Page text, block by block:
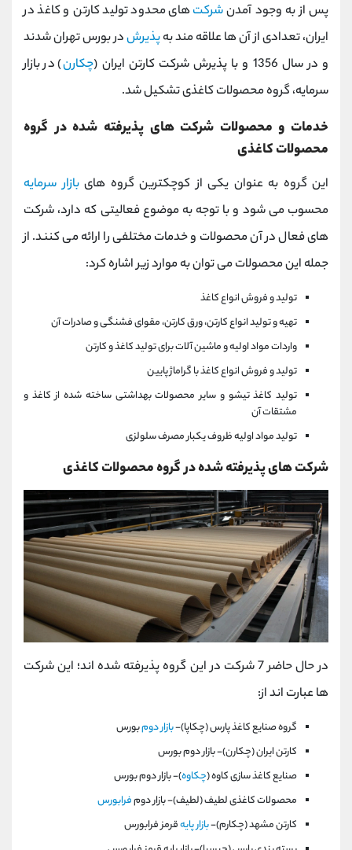
پس از به وجود آمدنشرکتهای محدود تولید کارتن و کاغذ در
ایران، تعدادی از آن ها علاقه مند بهپذیرشدر بورس تهران شدند
و در سال 1356 و با پذیرش شرکت کارتن ایران (
چکارن) در بازار
سرمایه، گروه محصولات کاغذی تشکیل شد.
خدمات و محصولات شرکت های پذیرفته شده در گروه
محصولات کاغذی
این گروه به عنوان یکی از کوچکترین گروه هایبازار سرمایه
محسوب می شود و با توجه به موضوع فعالیتی که دارد، شرکت
های فعال در آن محصولات و خدمات مختلفی را ارائه می کنند. از
جمله این محصولات می توان به موارد زیر اشاره کرد:
تولید و فروش انواع کاغذ
تهیه و تولید انواع کارتن، ورق کارتن، مقوای فشنگی و صادرات آن
واردات مواد اولیه و ماشین آلات برای تولید کاغذ و کارتن
تولید و فروش انواع کاغذ با گراماژ پایین
تولید کاغذ تیشو و سایر محصولات بهداشتی ساخته شده از کاغذ و
مشتقات آن
تولید مواد اولیه ظروف یکبار مصرف سلولزی
شرکت های پذیرفته شده در گروه محصولات کاغذی
در حال حاضر 7 شرکت در این گروه پذیرفته شده اند؛ این شرکت
ها عبارت اند از:
گروه صنايع كاغذ پارس (چكاپا)-بازار دومبورس
كارتن‌ ايران‌ (چكارن)- بازار دوم بورس
صنایع کاغذ سازی کاوه‌ (چكاوه)- بازار دوم بورس
محصولات كاغذی لطيف (لطيف)- بازار دومفرابورس
كارتن‌ مشهد (چكارم)-بازار پايهقرمز فرابورس